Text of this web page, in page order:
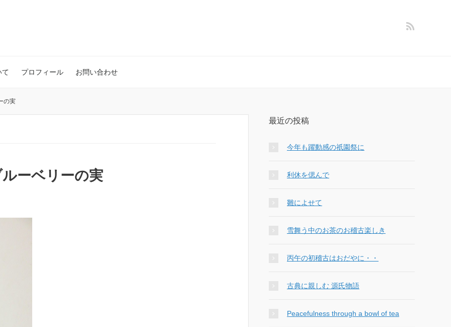
て プロフィール お問い合わせ
の実
ーベリーの実
最近の投稿
今年も躍動感の祇園祭に
利休を偲んで
雛によせて
雪舞う中のお茶のお稽古楽しき
丙午の初稽古はおだやに・・
古典に親しむ 源氏物語
Peacefulness through a bowl of tea